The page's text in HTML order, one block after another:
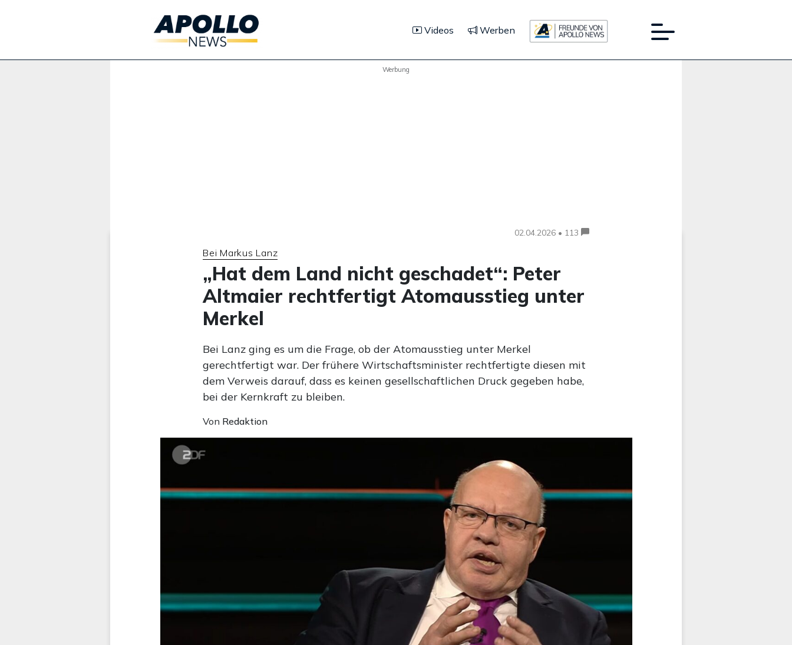
Videos Werben
Werbung
02.04.2026 • 113
Bei Markus Lanz
„Hat dem Land nicht geschadet“: Peter
Altmaier rechtfertigt Atomausstieg unter
Merkel
Bei Lanz ging es um die Frage, ob der Atomausstieg unter Merkel
gerechtfertigt war. Der frühere Wirtschaftsminister rechtfertigte diesen mit
dem Verweis darauf, dass es keinen gesellschaftlichen Druck gegeben habe,
bei der Kernkraft zu bleiben.
Von Redaktion